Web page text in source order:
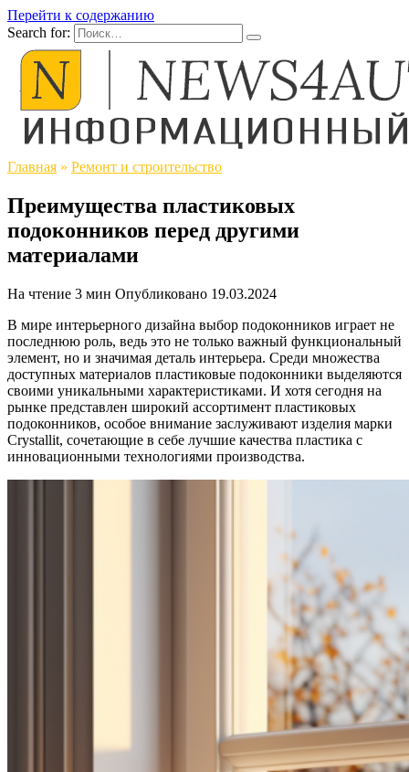
Перейти к содержанию
Search for:
Главная » Ремонт и строительство
Преимущества пластиковых
подоконников перед другими
материалами
На чтение 3 мин Опубликовано 19.03.2024
В мире интерьерного дизайна выбор подоконников играет не
последнюю роль, ведь это не только важный функциональный
элемент, но и значимая деталь интерьера. Среди множества
доступных материалов пластиковые подоконники выделяются
своими уникальными характеристиками. И хотя сегодня на
рынке представлен широкий ассортимент пластиковых
подоконников, особое внимание заслуживают изделия марки
Crystallit, сочетающие в себе лучшие качества пластика с
инновационными технологиями производства.